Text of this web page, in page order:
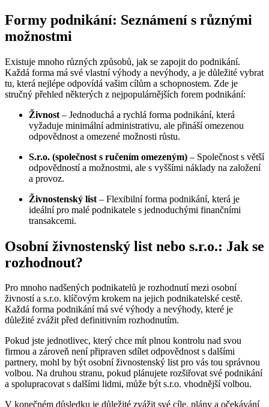
Formy podnikání: Seznámení s různými
možnostmi
Existuje mnoho různých způsobů, jak se zapojit do podnikání.
Každá forma má své vlastní výhody a nevýhody, a je důležité vybrat
tu, která nejlépe odpovídá vašim cílům a schopnostem. Zde je
stručný přehled některých z nejpopulárnějších forem podnikání:
Živnost – Jednoduchá a rychlá forma podnikání, která
vyžaduje minimální administrativu, ale přináší omezenou
odpovědnost a omezené možnosti růstu.
S.r.o. (společnost s ručením omezeným) – Společnost s větší
odpovědností a možnostmi, ale s vyššími náklady na založení
a provoz.
Živnostenský list – Flexibilní forma podnikání, která je
ideální pro malé podnikatele s jednoduchými finančními
transakcemi.
Osobní živnostenský list nebo s.r.o.: Jak se
rozhodnout?
Pro mnoho nadšených podnikatelů je rozhodnutí mezi osobní
živností a s.r.o. klíčovým krokem na jejich podnikatelské cestě.
Každá forma podnikání má své výhody a nevýhody, které je
důležité zvážit před definitivním rozhodnutím.
Pokud jste jednotlivec, který chce mít plnou kontrolu nad svou
firmou a zároveň není připraven sdílet odpovědnost s dalšími
partnery, mohl by být osobní živnostenský list pro vás tou správnou
volbou. Na druhou stranu, pokud plánujete rozšiřovat své podnikání
a spolupracovat s dalšími lidmi, může být s.r.o. vhodnější volbou.
V konečném důsledku je důležité zvážit své cíle, plány a očekávání